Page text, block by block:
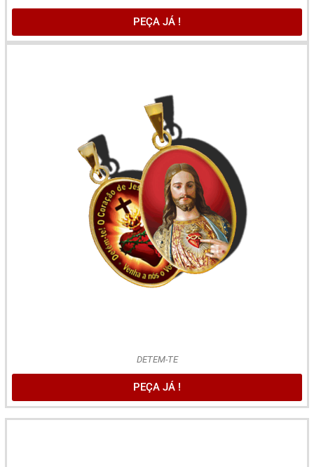
PEÇA JÁ !
DETEM-TE
PEÇA JÁ !